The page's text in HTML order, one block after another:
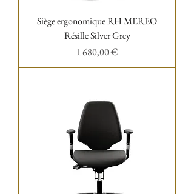
Siège ergonomique RH MEREO
Résille Silver Grey
Prix
1 680,00 €